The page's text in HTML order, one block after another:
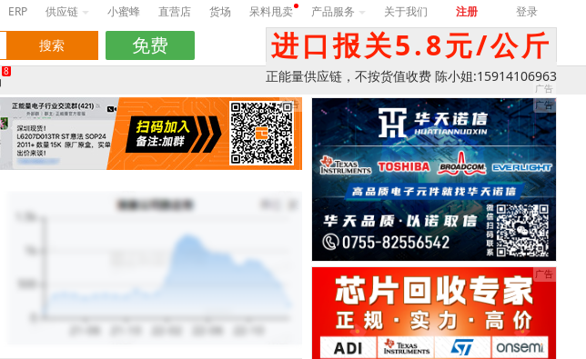
ERP 供应链 小蜜蜂 直营店 货场 呆料甩卖 产品服务 关于我们 注册 登录
进口报关5.8元/公斤
正能量供应链，不按货值收费 陈小姐:15914106963
8